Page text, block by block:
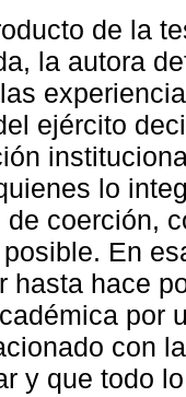
de la
la autora
ejército
lo
coerción,
En
hasta hace
por
con
y que todo